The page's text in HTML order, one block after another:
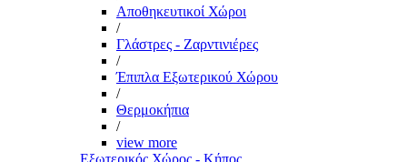
Αποθηκευτικοί Χώροι
/
Γλάστρες - Ζαρντινιέρες
/
Έπιπλα Εξωτερικού Χώρου
/
Θερμοκήπια
/
view more
Εξωτερικός Χώρος - Κήπος